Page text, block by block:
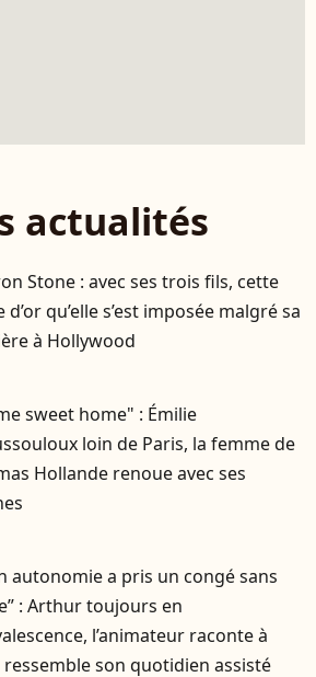
actualités
Stone : avec ses trois fils, cette
d’or qu’elle s’est imposée malgré sa
à Hollywood
sweet home" : Émilie
loin de Paris, la femme de
Hollande renoue avec ses
autonomie a pris un congé sans
: Arthur toujours en
l’animateur raconte à
son quotidien assisté